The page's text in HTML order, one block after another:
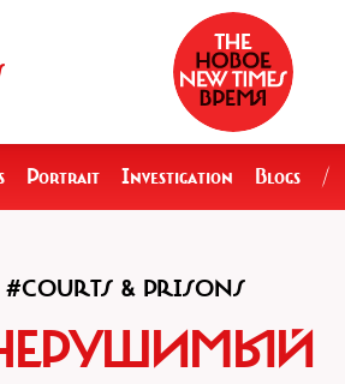
Portrait Investigation Blogs /
#COURTS & PRISONS